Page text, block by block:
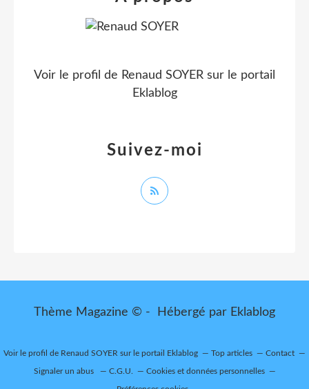
Suivez-moi
Voir le profil de Renaud SOYER sur le portail
Eklablog
Thème Magazine © - Hébergé par Eklablog
Voir le profil de Renaud SOYER sur le portail Eklablog Top articles Contact
Signaler un abus C.G.U. Cookies et données personnelles